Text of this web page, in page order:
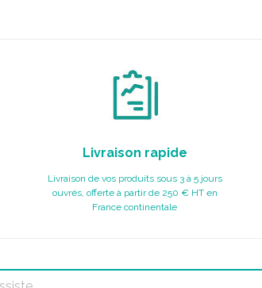
Livraison rapide
Livraison de vos produits sous 3 à 5 jours
ouvrés, offerte à partir de 250 € HT en
France continentale